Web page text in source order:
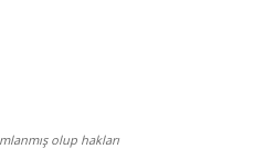
olup hakları